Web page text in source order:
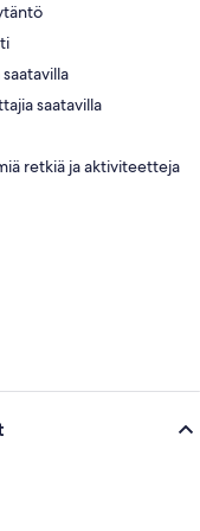
saatavilla
retkiä ja aktiviteetteja